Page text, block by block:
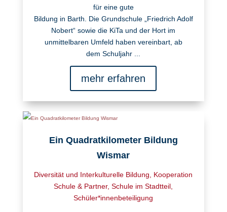
für eine gute
Bildung in Barth. Die Grundschule „Friedrich Adolf
Nobert“ sowie die KiTa und der Hort im
unmittelbaren Umfeld haben vereinbart, ab
dem Schuljahr ...
mehr erfahren
Ein Quadratkilometer Bildung
Wismar
Diversität und Interkulturelle Bildung
Kooperation
Schule & Partner, Schule im Stadtteil
Schüler*innenbeteiligung